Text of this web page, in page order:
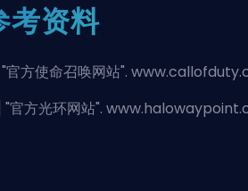
考资料
官方使命召唤网站".
"官方光环网站".